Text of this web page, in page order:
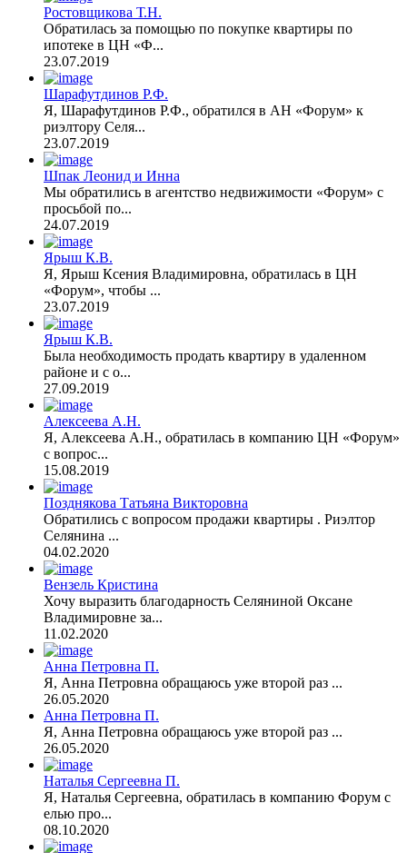
Ростовщикова Т.Н.
Обратилась за помощью по покупке квартиры по
ипотеке в ЦН «Ф...
23.07.2019
Шарафутдинов Р.Ф.
Я, Шарафутдинов Р.Ф., обратился в АН «Форум» к
риэлтору Селя...
23.07.2019
Шпак Леонид и Инна
Мы обратились в агентство недвижимости «Форум» с
просьбой по...
24.07.2019
Ярыш К.В.
Я, Ярыш Ксения Владимировна, обратилась в ЦН
«Форум», чтобы ...
23.07.2019
Ярыш К.В.
Была необходимость продать квартиру в удаленном
районе и с о...
27.09.2019
Алексеева А.Н.
Я, Алексеева А.Н., обратилась в компанию ЦН «Форум»
с вопрос...
15.08.2019
Позднякова Татьяна Викторовна
Обратились с вопросом продажи квартиры . Риэлтор
Селянина ...
04.02.2020
Вензель Кристина
Хочу выразить благодарность Селяниной Оксане
Владимировне за...
11.02.2020
Анна Петровна П.
Я, Анна Петровна обращаюсь уже второй раз ...
26.05.2020
Анна Петровна П.
Я, Анна Петровна обращаюсь уже второй раз ...
26.05.2020
Наталья Сергеевна П.
Я, Наталья Сергеевна, обратилась в компанию Форум с
елью про...
08.10.2020